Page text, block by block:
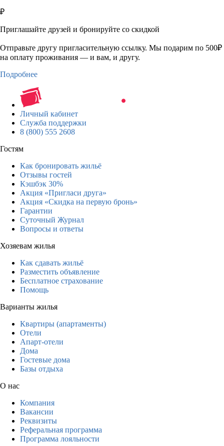
₽
Приглашайте друзей и бронируйте со скидкой
Отправьте другу пригласительную ссылку. Мы подарим по 500₽
на оплату проживания — и вам, и другу.
Подробнее
Личный кабинет
Служба поддержки
8 (800) 555 2608
Гостям
Как бронировать жильё
Отзывы гостей
Кэшбэк 30%
Акция «Пригласи друга»
Акция «Скидка на первую бронь»
Гарантии
Суточный Журнал
Вопросы и ответы
Хозяевам жилья
Как сдавать жильё
Разместить объявление
Бесплатное страхование
Помощь
Варианты жилья
Квартиры (апартаменты)
Отели
Апарт-отели
Дома
Гостевые дома
Базы отдыха
О нас
Компания
Вакансии
Реквизиты
Реферальная программа
Программа лояльности